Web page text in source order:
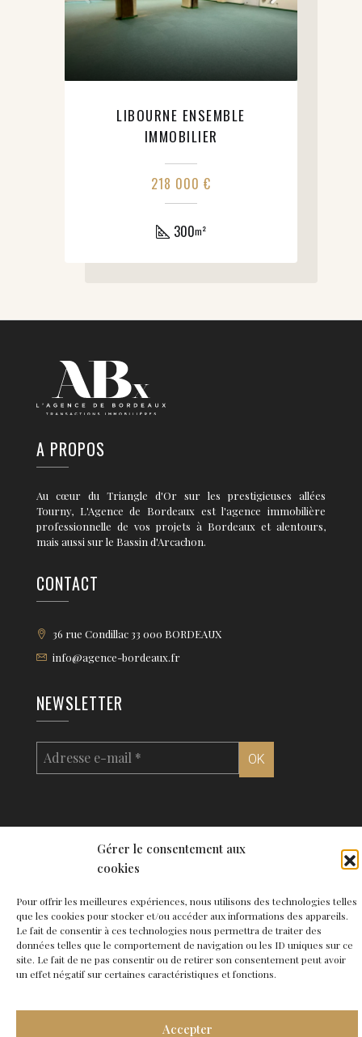
Gérer le consentement aux
cookies
Pour offrir les meilleures expériences, nous utilisons des technologies telles
que les cookies pour stocker et/ou accéder aux informations des appareils.
Le fait de consentir à ces technologies nous permettra de traiter des
données telles que le comportement de navigation ou les ID uniques sur ce
site. Le fait de ne pas consentir ou de retirer son consentement peut avoir
un effet négatif sur certaines caractéristiques et fonctions.
Accepter
LIBOURNE ENSEMBLE
IMMOBILIER
218 000 €
300m²
A PROPOS
Au cœur du Triangle d'Or sur les prestigieuses allées
Tourny, L'Agence de Bordeaux est l'agence immobilière
professionnelle de vos projets à Bordeaux et alentours,
mais aussi sur le Bassin d'Arcachon.
CONTACT
36 rue Condillac 33 000 BORDEAUX
info@agence-bordeaux.fr
NEWSLETTER
© 2026 Agence de Bordeaux - Site Contact